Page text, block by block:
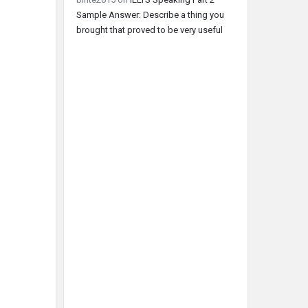
Sample Answer: Describe a thing you
brought that proved to be very useful